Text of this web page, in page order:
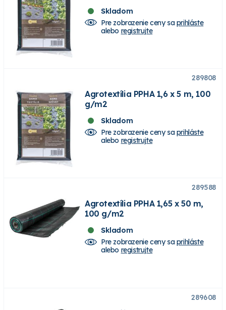
Skladom
Pre zobrazenie ceny saprihláste
alebo registrujte
289808
Agrotextília PPHA 1,6 x 5 m, 100
g/m2
Skladom
Pre zobrazenie ceny saprihláste
alebo registrujte
289588
Agrotextília PPHA 1,65 x 50 m,
100 g/m2
Skladom
Pre zobrazenie ceny saprihláste
alebo registrujte
289608